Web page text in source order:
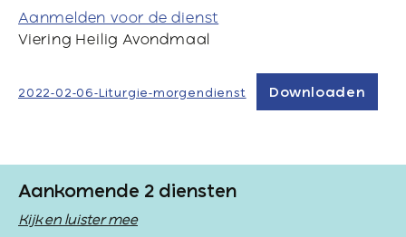
Aanmelden voor de dienst
Viering Heilig Avondmaal
2022-02-06-Liturgie-morgendienst Downloaden
Aankomende 2 diensten
Kijk en luister mee